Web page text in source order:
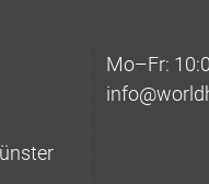
Mo–Fr: